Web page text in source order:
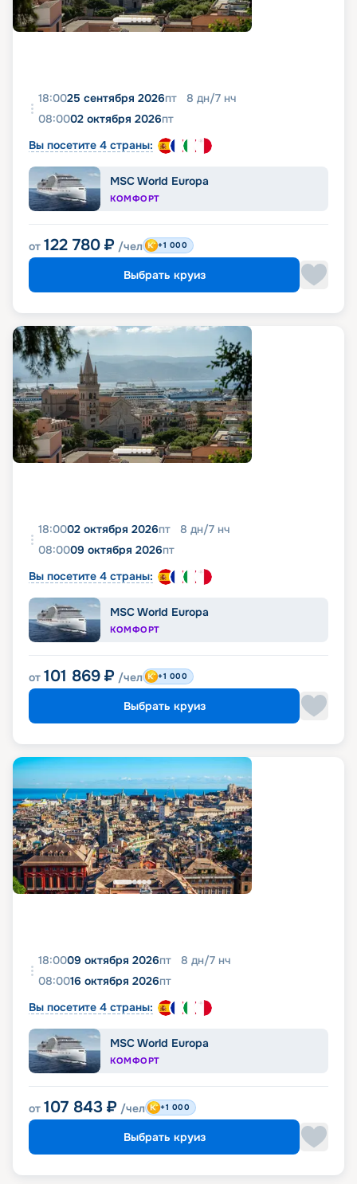
18:0025 сентября 2026пт 8 дн/7 нч
08:0002 октября 2026пт
Вы посетите 4 страны:
MSC World Europa
КОМФОРТ
от 122 780 ₽ /чел +1 000
Выбрать круиз
18:0002 октября 2026пт 8 дн/7 нч
08:0009 октября 2026пт
Вы посетите 4 страны:
MSC World Europa
КОМФОРТ
от 101 869 ₽ /чел +1 000
Выбрать круиз
18:0009 октября 2026пт 8 дн/7 нч
08:0016 октября 2026пт
Вы посетите 4 страны:
MSC World Europa
КОМФОРТ
от 107 843 ₽ /чел +1 000
Выбрать круиз